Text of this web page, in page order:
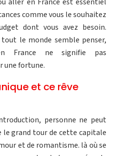
comme vous le souhaitez
dont vous avez besoin.
le monde semble penser,
France ne signifie pas
une fortune.
et ce rêve
personne ne peut
le grand tour de cette capitale
et de romantisme. là où se